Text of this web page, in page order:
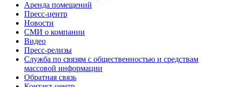
Аренда помещений
Пресс-центр
Новости
СМИ о компании
Видео
Пресс-релизы
Служба по связям с общественностью и средствам
массовой информации
Обратная связь